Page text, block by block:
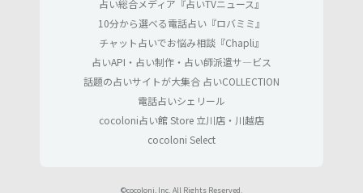
占い総合メディア『占いTVニュース』
10分から選べる電話占い『ロバミミ』
チャット占いでお悩み相談『Chapli』
占いAPI・占い制作・占い師派遣サ―ビス
話題の占いサイトが大集合 占いCOLLECTION
電話占いシェリール
cocoloni占い館 Store 立川店・川越店
cocoloni Select
©cocoloni, Inc. All Rights Reserved.